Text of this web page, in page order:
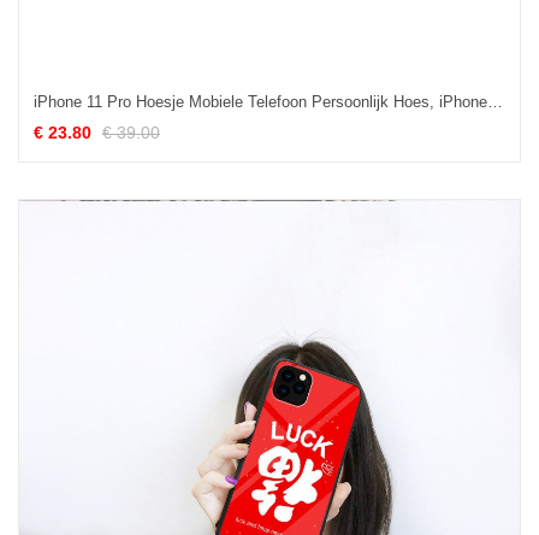
iPhone 11 Pro Hoesje Mobiele Telefoon Persoonlijk Hoes, iPhone 11 Pro Hoesje Nieuw Bescherming
€ 23.80 € 39.00